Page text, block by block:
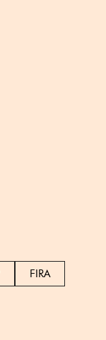
FIRA